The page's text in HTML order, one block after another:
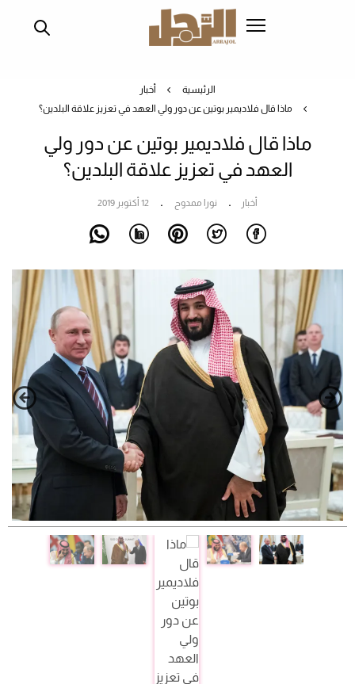
الرئيسية
أخبار
ماذا قال فلاديمير بوتين عن دور ولي العهد في تعزيز علاقة البلدين؟
ماذا قال فلاديمير بوتين عن دور ولي
العهد في تعزيز علاقة البلدين؟
أخبار نورا ممدوح 12 أكتوبر 2019